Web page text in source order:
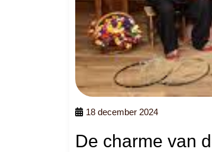
18 december 2024
De charme van